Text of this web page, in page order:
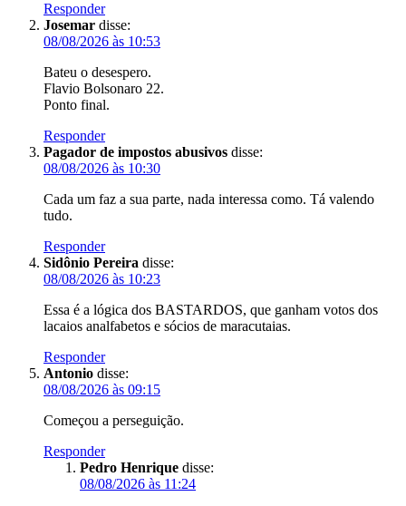
Responder
Josemar disse:
08/08/2026 às 10:53
Bateu o desespero.
Flavio Bolsonaro 22.
Ponto final.
Responder
Pagador de impostos abusivos disse:
08/08/2026 às 10:30
Cada um faz a sua parte, nada interessa como. Tá valendo
tudo.
Responder
Sidônio Pereira disse:
08/08/2026 às 10:23
Essa é a lógica dos BASTARDOS, que ganham votos dos
lacaios analfabetos e sócios de maracutaias.
Responder
Antonio disse:
08/08/2026 às 09:15
Começou a perseguição.
Responder
Pedro Henrique disse:
08/08/2026 às 11:24